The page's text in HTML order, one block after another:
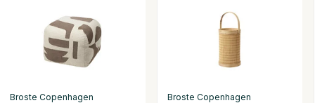
Broste Copenhagen
Broste Copenhagen